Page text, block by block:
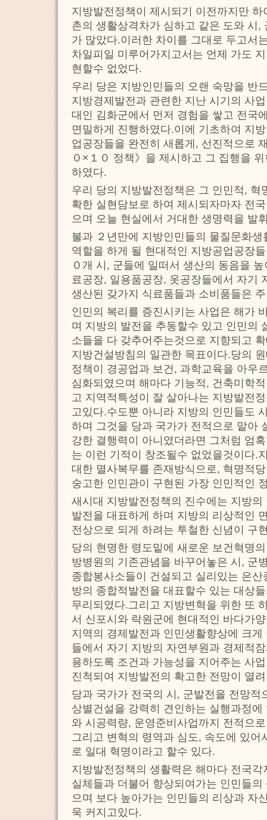
지방발전정책이 제시되기 이전까지만
촌의 생활상격차가 심하고 같은 도와 시,
가 많았다.이러한 차이를 그대로 두고서
차일피일 미루어가지고서는 언제 가도
현할수 없었다.
우리 당은 지방인민들의 오랜 숙망을 반
지방경제발전과 관련한 지난 시기의 사
대인 김화군에서 먼저 경험을 쌓고 전국
면밀하게 진행하였다.이에 기초하여 지
업공장들을 완전히 새롭게, 선진적으로
０×１０ 정책》을 제시하고 그 집행을
하였다.
우리 당의 지방발전정책은 그 인민적, 혁
확한 실현담보로 하여 제시되자마자 전
으며 오늘 현실에서 거대한 생명력을 발
불과 ２년만에 지방인민들의 물질문화
역할을 하게 될 현대적인 지방공업공장
０개 시, 군들에 일떠서 생산의 동음을
료공장, 일용품공장, 옷공장들에서 자기
생산된 갖가지 식료품들과 소비품들은
인민의 복리를 증진시키는 사업은 해가
며 지방의 발전을 추동할수 있고 인민의
소들을 다 갖추어주는것으로 지향되고
지방건설방침의 일관한 목표이다.당의
정책이 경공업과 보건, 과학교육을 아우
심화되였으며 해마다 기능적, 건축미학
고 지역적특성이 잘 살아나는 지방발전
고있다.수도뿐 아니라 지방의 인민들도
하며 그것을 당과 국가가 전적으로 맡아
강한 결행력이 아니였더라면 그처럼 엄
는 이런 기적이 창조될수 없었을것이다.
대한 멸사복무를 존재방식으로, 혁명적
숭고한 인민관이 구현된 가장 인민적인
새시대 지방발전정책의 진수에는 지방
발전을 대표하게 하며 지방의 리상적인
전상으로 되게 하려는 투철한 신념이 구
당의 현명한 령도밑에 새로운 보건혁명
방병원의 기존관념을 바꾸어놓은 시, 군
종합봉사소들이 건설되고 실리있는 은
방의 종합적발전을 대표할수 있는 대상
무리되였다.그리고 지방변혁을 위한 또
서 신포시와 락원군에 현대적인 바다가
지역의 경제발전과 인민생활향상에 크
들에서 자기 지방의 자연부원과 경제적
용하도록 조건과 가능성을 지어주는 사
진척되여 지방발전의 확고한 전망이 열
당과 국가가 전국의 시, 군발전을 전망적
상별건설을 강력히 견인하는 실행과정
와 시공력량, 운영준비사업까지 전적으
그리고 변혁의 령역과 심도, 속도에 있
로 일대 혁명이라고 할수 있다.
지방발전정책의 생활력은 해마다 전국
실체들과 더불어 향상되여가는 인민들
으며 보다 높아가는 인민들의 리상과 자
욱 커지고있다.